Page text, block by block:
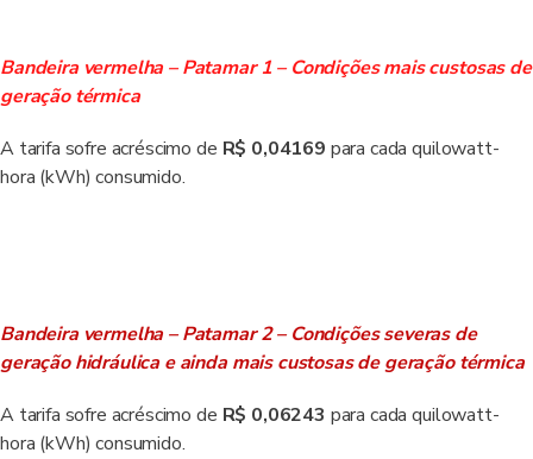
Bandeira vermelha – Patamar 1 – Condições mais custosas de
geração térmica
A tarifa sofre acréscimo de R$ 0,04169 para cada quilowatt-
hora (kWh) consumido.
Bandeira vermelha – Patamar 2 – Condições severas de
geração hidráulica e ainda mais custosas de geração térmica
A tarifa sofre acréscimo de R$ 0,06243 para cada quilowatt-
hora (kWh) consumido.